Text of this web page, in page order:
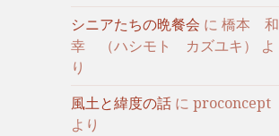
シニアたちの晩餐会 に橋本 和
幸 （ハシモト カズユキ）
よ
り
風土と緯度の話 にproconcept
より